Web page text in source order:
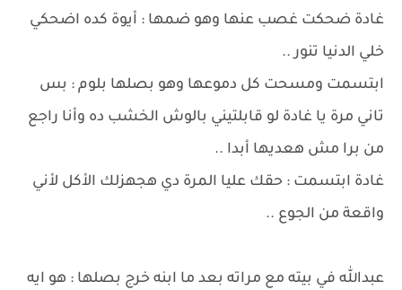
غادة ضحكت غصب عنها وهو ضمها : أيوة كده اضحكي
خلي الدنيا تنور ..
ابتسمت ومسحت كل دموعها وهو بصلها بلوم : بس
تاني مرة يا غادة لو قابلتيني بالوش الخشب ده وأنا راجع
من برا مش هعديها أبدا ..
غادة ابتسمت : حقك عليا المرة دي هجهزلك الأكل لأني
واقعة من الجوع ..
عبدالله في بيته مع مراته بعد ما ابنه خرج بصلها : هو ايه